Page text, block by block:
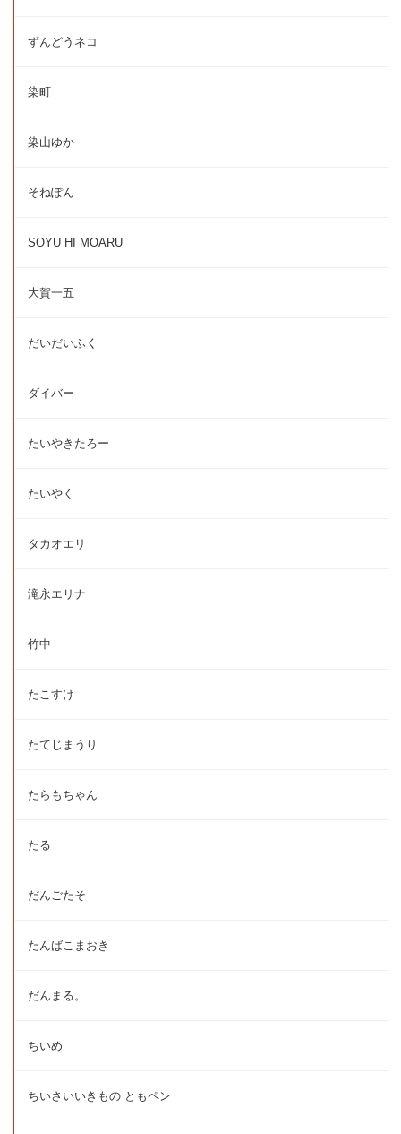
ずんどうネコ
染町
染山ゆか
そねぽん
SOYU HI MOARU
大賀一五
だいだいふく
ダイバー
たいやきたろー
たいやく
タカオエリ
滝永エリナ
竹中
たこすけ
たてじまうり
たらもちゃん
たる
だんごたそ
たんばこまおき
だんまる。
ちいめ
ちいさいいきもの ともペン